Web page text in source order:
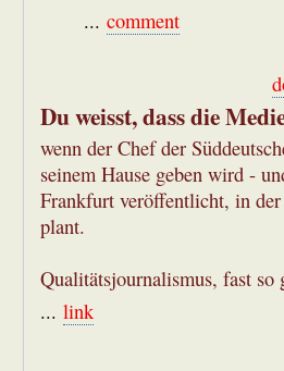
... comment
Du weisst, dass die
wenn der Chef der
seinem Hause geben wird -
Frankfurt veröffentlicht, in
plant.
Qualitätsjournalismus, fast
... link